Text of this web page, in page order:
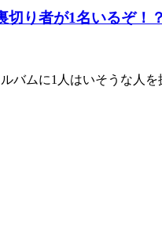
り者が1名いるぞ！？
バムに1人はいそうな人